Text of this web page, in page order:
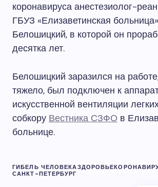
коронавируса анестезиолог-
ГБУЗ «Елизаветинская
Белошицкий, в которой он
десятка лет.
Белошицкий заразился на
тяжело, был подключен к
искусственной вентиляции
собкору Вестника СЗФО в
больнице.
ГИБЕЛЬ ЧЕЛОВЕКАЗДОРОВЬЕ
САНКТ-ПЕТЕРБУРГ